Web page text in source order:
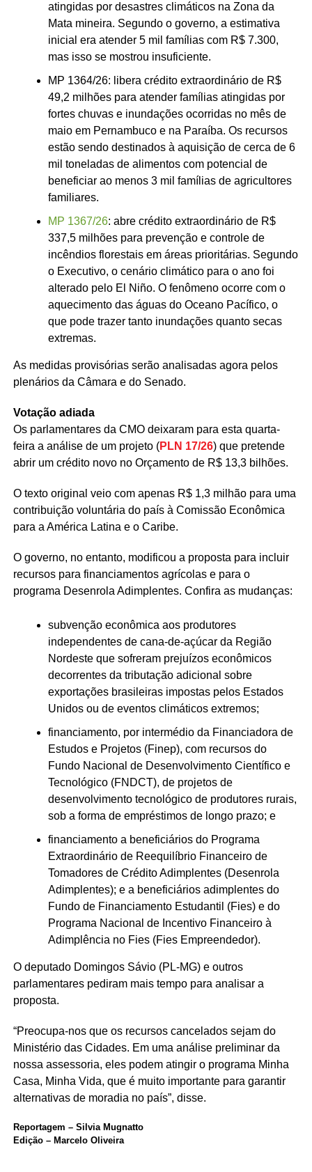
atingidas por desastres climáticos na Zona da
Mata mineira. Segundo o governo, a estimativa
inicial era atender 5 mil famílias com R$ 7.300,
mas isso se mostrou insuficiente.
MP 1364/26: libera crédito extraordinário de R$
49,2 milhões para atender famílias atingidas por
fortes chuvas e inundações ocorridas no mês de
maio em Pernambuco e na Paraíba. Os recursos
estão sendo destinados à aquisição de cerca de 6
mil toneladas de alimentos com potencial de
beneficiar ao menos 3 mil famílias de agricultores
familiares.
MP 1367/26: abre crédito extraordinário de R$
337,5 milhões para prevenção e controle de
incêndios florestais em áreas prioritárias. Segundo
o Executivo, o cenário climático para o ano foi
alterado pelo El Niño. O fenômeno ocorre com o
aquecimento das águas do Oceano Pacífico, o
que pode trazer tanto inundações quanto secas
extremas.
As medidas provisórias serão analisadas agora pelos
plenários da Câmara e do Senado.
Votação adiada
Os parlamentares da CMO deixaram para esta quarta-
feira a análise de um projeto (PLN 17/26) que pretende
abrir um crédito novo no Orçamento de R$ 13,3 bilhões.
O texto original veio com apenas R$ 1,3 milhão para uma
contribuição voluntária do país à Comissão Econômica
para a América Latina e o Caribe.
O governo, no entanto, modificou a proposta para incluir
recursos para financiamentos agrícolas e para o
programa Desenrola Adimplentes. Confira as mudanças:
subvenção econômica aos produtores
independentes de cana-de-açúcar da Região
Nordeste que sofreram prejuízos econômicos
decorrentes da tributação adicional sobre
exportações brasileiras impostas pelos Estados
Unidos ou de eventos climáticos extremos;
financiamento, por intermédio da Financiadora de
Estudos e Projetos (Finep), com recursos do
Fundo Nacional de Desenvolvimento Científico e
Tecnológico (FNDCT), de projetos de
desenvolvimento tecnológico de produtores rurais,
sob a forma de empréstimos de longo prazo; e
financiamento a beneficiários do Programa
Extraordinário de Reequilíbrio Financeiro de
Tomadores de Crédito Adimplentes (Desenrola
Adimplentes); e a beneficiários adimplentes do
Fundo de Financiamento Estudantil (Fies) e do
Programa Nacional de Incentivo Financeiro à
Adimplência no Fies (Fies Empreendedor).
O deputado Domingos Sávio (PL-MG) e outros
parlamentares pediram mais tempo para analisar a
proposta.
“Preocupa-nos que os recursos cancelados sejam do
Ministério das Cidades. Em uma análise preliminar da
nossa assessoria, eles podem atingir o programa Minha
Casa, Minha Vida, que é muito importante para garantir
alternativas de moradia no país”, disse.
Reportagem – Silvia Mugnatto
Edição – Marcelo Oliveira